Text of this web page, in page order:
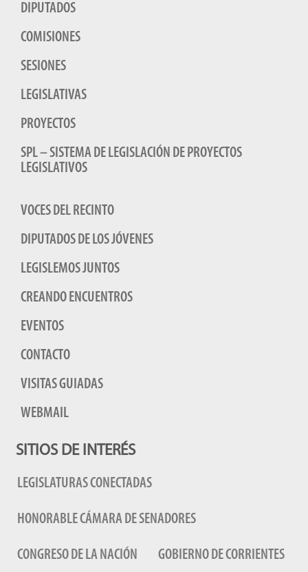
DIPUTADOS
COMISIONES
SESIONES
LEGISLATIVAS
PROYECTOS
SPL – SISTEMA DE LEGISLACIÓN DE PROYECTOS
LEGISLATIVOS
VOCES DEL RECINTO
DIPUTADOS DE LOS JÓVENES
LEGISLEMOS JUNTOS
CREANDO ENCUENTROS
EVENTOS
CONTACTO
VISITAS GUIADAS
WEBMAIL
SITIOS DE INTERÉS
LEGISLATURAS CONECTADAS
HONORABLE CÁMARA DE SENADORES
CONGRESO DE LA NACIÓN GOBIERNO DE CORRIENTES